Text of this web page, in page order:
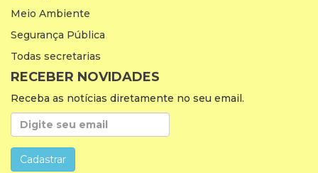
Meio Ambiente
Segurança Pública
Todas secretarias
RECEBER NOVIDADES
Receba as notícias diretamente no seu email.